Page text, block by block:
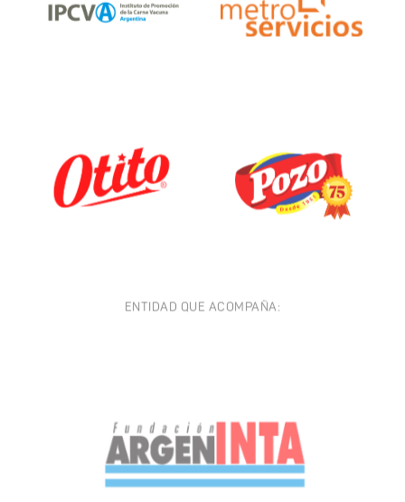
ENTIDAD QUE ACOMPAÑA: